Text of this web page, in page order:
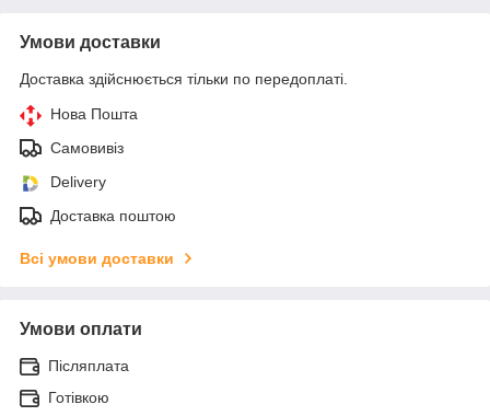
Умови доставки
Доставка здійснюється тільки по передоплаті.
Нова Пошта
Самовивіз
Delivery
Доставка поштою
Всі умови доставки
Умови оплати
Післяплата
Готівкою